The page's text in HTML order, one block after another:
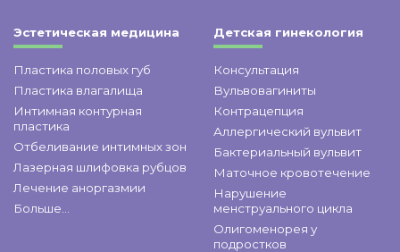
Эстетическая медицина
Пластика половых губ
Пластика влагалища
Интимная контурная
пластика
Отбеливание интимных зон
Лазерная шлифовка рубцов
Лечение аноргазмии
Больше...
Детская гинекология
Консультация
Вульвовагиниты
Контрацепция
Аллергический вульвит
Бактериальный вульвит
Маточное кровотечение
Нарушение
менструального цикла
Олигоменорея у
подростков